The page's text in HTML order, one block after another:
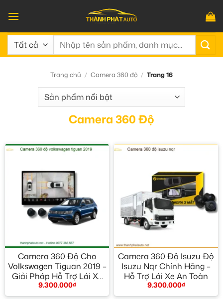
qua
nội
dung
Tìm
Trang chủ / Camera 360 độ / Trang 16
Camera 360 Độ
Camera 360 Độ Cho
Volkswagen Tiguan 2019 –
Giải Pháp Hỗ Trợ Lái Xe
An Toàn
9.300.000₫
Camera 360 Độ Isuzu Độ
Isuzu Nqr Chính Hãng –
Hỗ Trợ Lái Xe An Toàn
9.300.000₫